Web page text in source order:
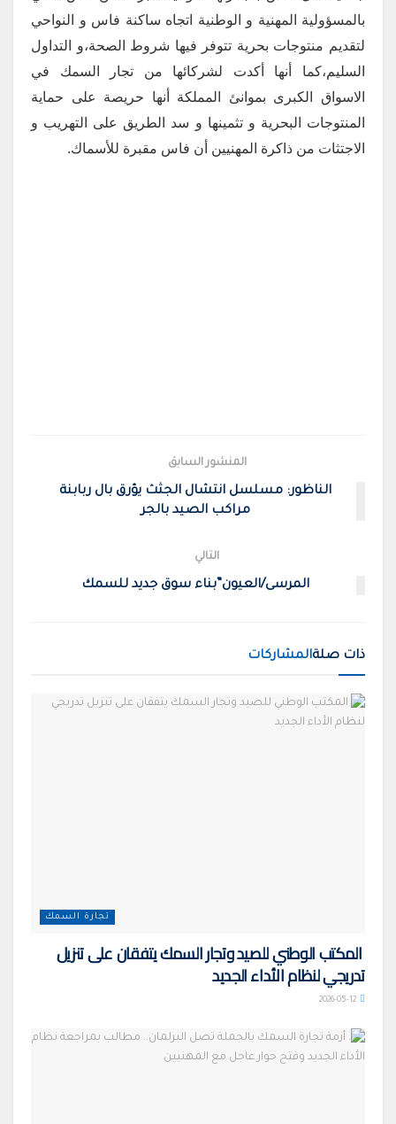
بالمسؤولية المهنية و الوطنية اتجاه ساكنة فاس و النواحي
لتقديم منتوجات بحرية تتوفر فيها شروط الصحة،و التداول
السليم،كما أنها أكدت لشركائها من تجار السمك في
الاسواق الكبرى بموانئ المملكة أنها حريصة على حماية
المنتوجات البحرية و تثمينها و سد الطريق على التهريب و
الاجتثات من ذاكرة المهنيين أن فاس مقبرة للأسماك.
المنشور السابق
الناظور: مسلسل انتشال الجثث يؤرق بال ربابنة
مراكب الصيد بالجر
التالي
المرسى/العيون”بناء سوق جديد للسمك
ذات صلةالمشاركات
تجارة السمك
المكتب الوطني للصيد وتجار السمك يتفقان على تنزيل
تدريجي لنظام الأداء الجديد